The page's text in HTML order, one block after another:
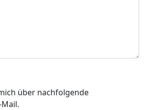
über nachfolgende